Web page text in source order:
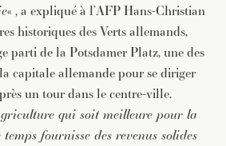
« , a expliqué à l’AFP Hans-Christian
historiques des Verts allemands,
parti de la Potsdamer Platz, une des
capitale allemande pour se diriger
un tour dans le centre-ville.
qui soit meilleure pour la
fournisse des revenus solides